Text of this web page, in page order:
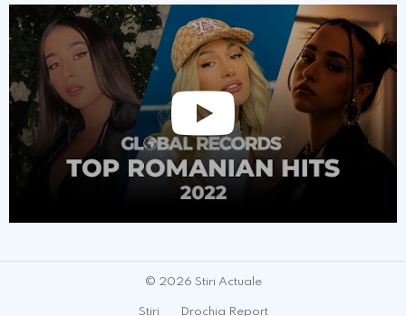
© 2026 Stiri Actuale
Stiri Drochia Report